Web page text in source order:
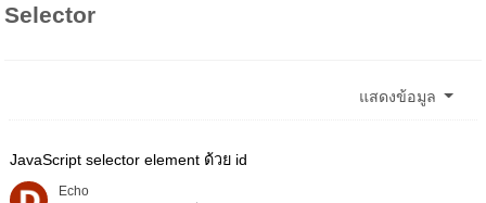
Selector
แสดงข้อมูล
JavaScript selector element ด้วย id
Echo